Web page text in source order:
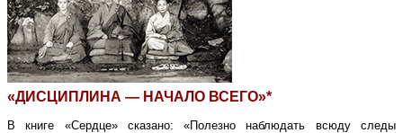
«ДИСЦИПЛИНА — НАЧАЛО ВСЕГО»*
В книге «Сердце» сказано: «Полезно наблюдать всюду следы